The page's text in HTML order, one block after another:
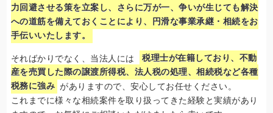
力回避させる策を立案し、さらに万が一、争いが生じても解決
への道筋を備えておくことにより、円滑な事業承継・相続をお
手伝いいたします。
そればかりでなく、当法人には
税理士が在籍しており、不動
産を売買した際の譲渡所得税、法人税の処理、相続税など各種
税務に強み がありますので、安心してお任せください。
これまでに様々な相続案件を取り扱ってきた経験と実績があり